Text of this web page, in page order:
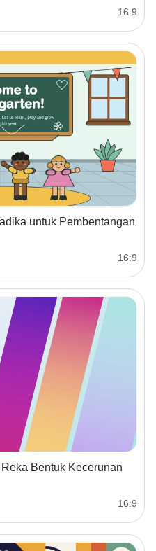
16:9
untuk Pembentangan
16:9
Bentuk Kecerunan
16:9